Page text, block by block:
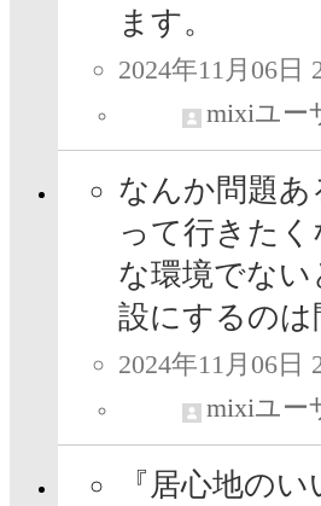
ます。
2024年11月06日
mixiユー
なんか問題あ
って行きたく
な環境でな
設にするのは
2024年11月06日
mixiユー
『居心地の